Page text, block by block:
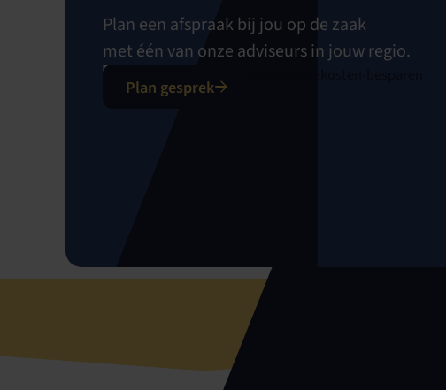
Plan een afspraak bij jou op de zaak
met één van onze adviseurs in jouw regio.
Plan gesprek